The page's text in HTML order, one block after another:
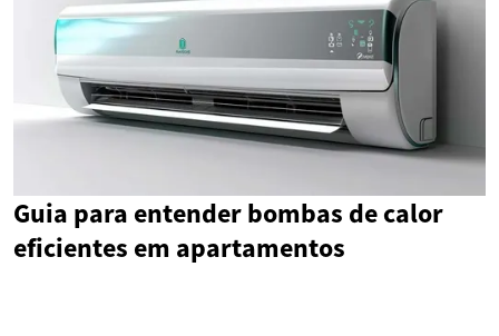
Guia para entender bombas de calor
eficientes em apartamentos